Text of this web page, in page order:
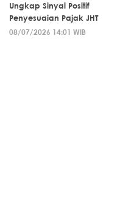
Ungkap Sinyal Positif
Penyesuaian Pajak JHT
08/07/2026 14:01 WIB